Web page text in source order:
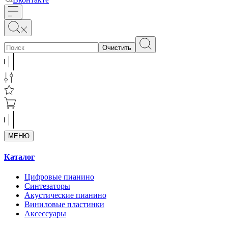
Очистить
МЕНЮ
Каталог
Цифровые пианино
Синтезаторы
Акустические пианино
Виниловые пластинки
Аксессуары